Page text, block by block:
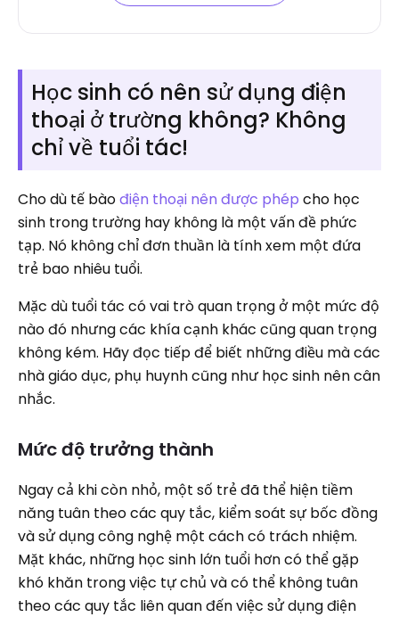
Học sinh có nên sử dụng điện
thoại ở trường không? Không
chỉ về tuổi tác!
Cho dù tế bàođiện thoại nên được phép cho học
sinh trong trường hay không là một vấn đề phức
tạp. Nó không chỉ đơn thuần là tính xem một đứa
trẻ bao nhiêu tuổi.
Mặc dù tuổi tác có vai trò quan trọng ở một mức độ
nào đó nhưng các khía cạnh khác cũng quan trọng
không kém. Hãy đọc tiếp để biết những điều mà các
nhà giáo dục, phụ huynh cũng như học sinh nên cân
nhắc.
Mức độ trưởng thành
Ngay cả khi còn nhỏ, một số trẻ đã thể hiện tiềm
năng tuân theo các quy tắc, kiểm soát sự bốc đồng
và sử dụng công nghệ một cách có trách nhiệm.
Mặt khác, những học sinh lớn tuổi hơn có thể gặp
khó khăn trong việc tự chủ và có thể không tuân
theo các quy tắc liên quan đến việc sử dụng điện